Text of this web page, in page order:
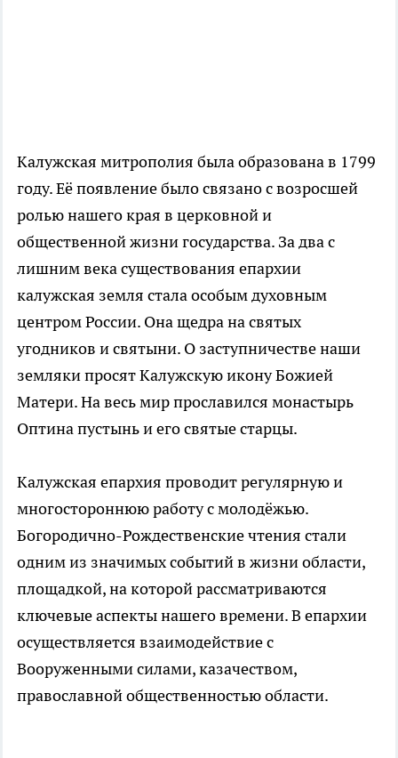
Калужская митрополия была образована в 1799
году. Её появление было связано с возросшей
ролью нашего края в церковной и
общественной жизни государства. За два с
лишним века существования епархии
калужская земля стала особым духовным
центром России. Она щедра на святых
угодников и святыни. О заступничестве наши
земляки просят Калужскую икону Божией
Матери. На весь мир прославился монастырь
Оптина пустынь и его святые старцы.
Калужская епархия проводит регулярную и
многостороннюю работу с молодёжью.
Богородично-Рождественские чтения стали
одним из значимых событий в жизни области,
площадкой, на которой рассматриваются
ключевые аспекты нашего времени. В епархии
осуществляется взаимодействие с
Вооруженными силами, казачеством,
православной общественностью области.